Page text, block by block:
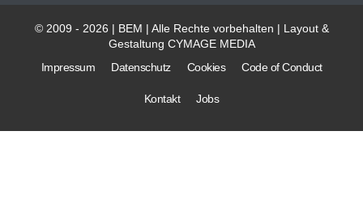
© 2009 - 2026 | BEM | Alle Rechte vorbehalten | Layout &
Gestaltung CYMAGE MEDIA
Impressum
Datenschutz Cookies Code of Conduct
Kontakt Jobs